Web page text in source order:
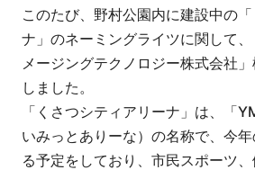
このたび、野村公園内に建設中の
ナ」のネーミングライツに関して
メージングテクノロジー株式会社
しました。
「くさつシティアリーナ」は、「
いみっとありーな）の名称で、今
る予定をしており、市民スポーツ